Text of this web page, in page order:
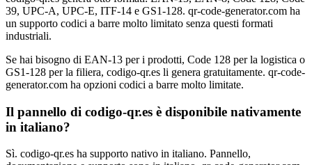
39, UPC-A, UPC-E, ITF-14 e GS1-128. qr-code-generator.com ha
un supporto codici a barre molto limitato senza questi formati
industriali.
Se hai bisogno di EAN-13 per i prodotti, Code 128 per la logistica o
GS1-128 per la filiera, codigo-qr.es li genera gratuitamente. qr-code-
generator.com ha opzioni codici a barre molto limitate.
Il pannello di codigo-qr.es è disponibile nativamente
in italiano?
Sì. codigo-qr.es ha supporto nativo in italiano. Pannello,